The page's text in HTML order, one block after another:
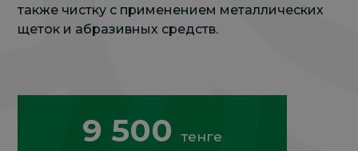
также чистку с применением металлических
щеток и абразивных средств.
9 500тенге